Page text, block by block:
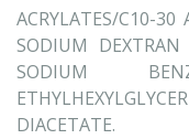
ACRYLATES/C10-30
SODIUM DEXTRAN
SODIUM
DIACETATE.